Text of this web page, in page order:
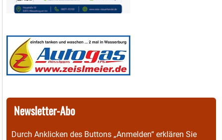
Newsletter-Abo
Durch Anklicken des Buttons „Anmelden“ erklären Sie